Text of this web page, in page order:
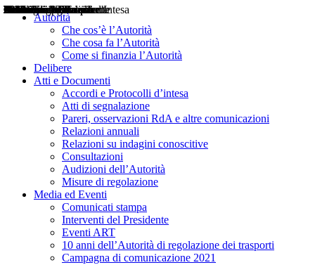
Autorità
Che cos’è l’Autorità
Che cosa fa l’Autorità
Come si finanzia l’Autorità
Delibere
Atti e Documenti
Accordi e Protocolli d’intesa
Atti di segnalazione
Pareri, osservazioni RdA e altre comunicazioni
Relazioni annuali
Relazioni su indagini conoscitive
Consultazioni
Audizioni dell’Autorità
Misure di regolazione
Media ed Eventi
Comunicati stampa
Interventi del Presidente
Eventi ART
10 anni dell’Autorità di regolazione dei trasporti
Campagna di comunicazione 2021
Delibere
Pareri
Consultazioni
Audizioni
Atti di Segnalazione
Accordi e Protocolli d'Intesa
Relazioni annuali
Misure di regolazione
Notizie
Comunicati Stampa
Bollettini ART
Convegni ART
Interviste del Presidente
Articoli in primo piano
Interventi del Presidente
2004
2005
2010
2013
2014
2015
2016
2017
2018
2019
202
2020
2021
2022
2023
2024
2025
2026
Aereo
Marittimo
Terrestre